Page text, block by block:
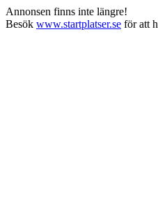
Annonsen finns inte längre!
Besök www.startplatser.se för att